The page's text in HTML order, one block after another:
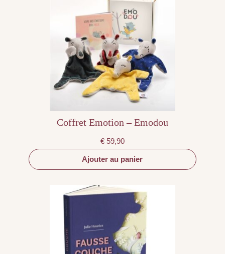
Coffret Emotion – Emodou
€ 59,90
Ajouter au panier